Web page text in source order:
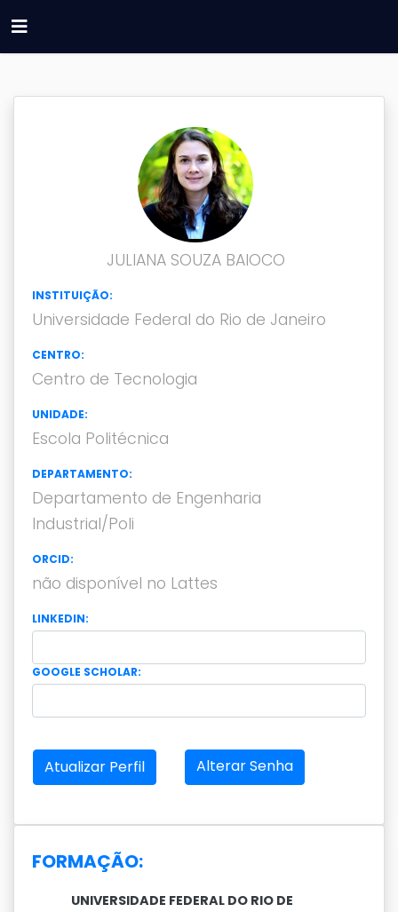
JULIANA SOUZA BAIOCO
INSTITUIÇÃO:
Universidade Federal do Rio de Janeiro
CENTRO:
Centro de Tecnologia
UNIDADE:
Escola Politécnica
DEPARTAMENTO:
Departamento de Engenharia
Industrial/Poli
ORCID:
não disponível no Lattes
LINKEDIN:
GOOGLE SCHOLAR:
Atualizar Perfil Alterar Senha
FORMAÇÃO:
UNIVERSIDADE FEDERAL DO RIO DE